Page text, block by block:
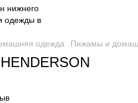
одежда Пижамы и